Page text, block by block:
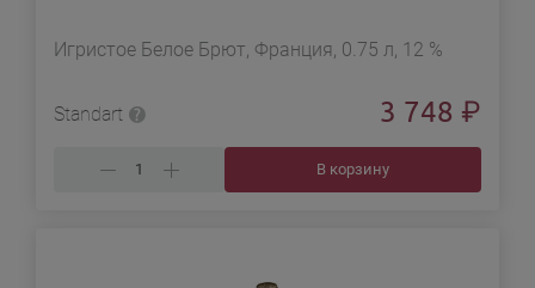
Игристое Белое Брют, Франция, 0.75 л, 12 %
Standart 3 748 ₽
В корзину